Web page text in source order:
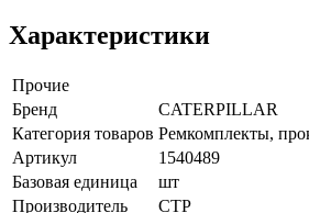
Характеристики
Прочие
Бренд
CATERPILLAR
Категория товаров Ремкомплекты,
Артикул
1540489
Базовая единица
шт
Производитель
CTP